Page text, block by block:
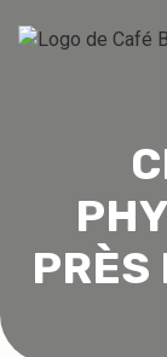
CONTACT
MON
PRÈS